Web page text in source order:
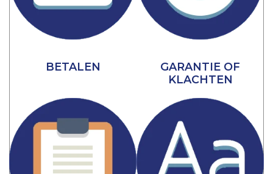
BETALEN
GARANTIE OF
KLACHTEN